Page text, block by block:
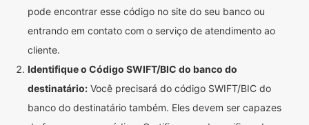
pode encontrar esse código no site do seu banco ou
entrando em contato com o serviço de atendimento ao
cliente.
Identifique o Código SWIFT/BIC do banco do
destinatário: Você precisará do código SWIFT/BIC do
banco do destinatário também. Eles devem ser capazes